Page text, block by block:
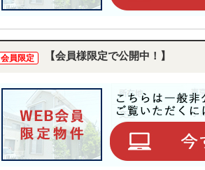
会員限定 【会員様限定で公開中！】